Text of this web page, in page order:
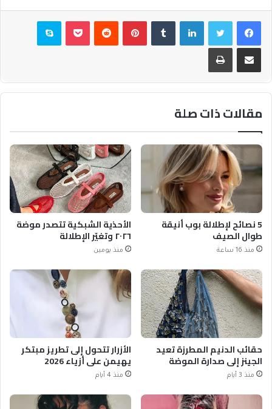
فيسبوكتويتر لينكدإن بينتيريست بوكيت سكايب
مشاركة عبر البريد طباعة
مقالات ذات صلة
5 نصائح لإطلالة بوب أنيقة
طوال الصيف
منذ 16 ساعة
الأحذية الشبكية تتصدر موضة
٢٠٢٦ وتغيّر الإطلالة
منذ يومين
حقائب الدنيم المطرزة تعيد
الجينز إلى صدارة الموضة
منذ 3 أيام
الأزرار تتحول إلى تطريز مبتكر
يهيمن على أزياء 2026
منذ 4 أيام